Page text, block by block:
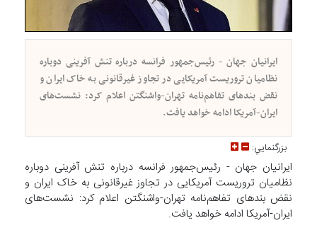
ایرانیان جهان - رئیس‌جمهور فرانسه درباره تنش آفرینی دوباره
نظامیان تروریست آمریکایی در تجاوز غیرقانونی به خاک ایران و
نقض بندهای تفاهم‌نامه تهران-واشنگتن اعلام کرد: نشست‌های
ایران-آمریکا ادامه خواهد یافت.
بزرگنمايي:
ایرانیان جهان - رئیس‌جمهور فرانسه درباره تنش آفرینی دوباره
نظامیان تروریست آمریکایی در تجاوز غیرقانونی به خاک ایران و
نقض بندهای تفاهم‌نامه تهران-واشنگتن اعلام کرد: نشست‌های
ایران-آمریکا ادامه خواهد یافت.